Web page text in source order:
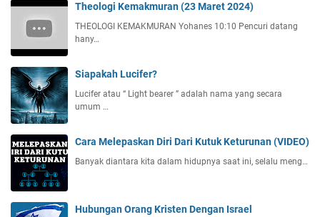
Theologi Kemakmuran (23 Maret 2024)
THEOLOGI KEMAKMURAN Yohanes 10:10 Pencuri datang
hany…
Siapakah Lucifer?
Lucifer atau “ Light bearer ” adalah nama yang secara
umum …
Cara Melepaskan Diri Dari Kutuk Keturunan (VIDEO)
Banyak diantara kita dalam hidupnya saat ini, selalu meng…
Hubungan Orang Kristen Dengan Israel